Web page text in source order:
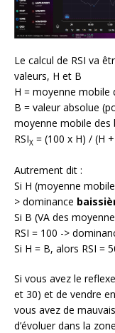
Le calcul de RSI va
valeurs, H et B
H = moyenne mobile
B = valeur absolue
moyenne mobile des
RSIX = (100 x H) / (H
Autrement dit :
Si H (moyenne
> dominance
Si B (VA des
RSI = 100 ->
Si H = B, alors RSI =
Si vous avez le
et 30) et de vendre
vous avez de
d’évoluer dans la